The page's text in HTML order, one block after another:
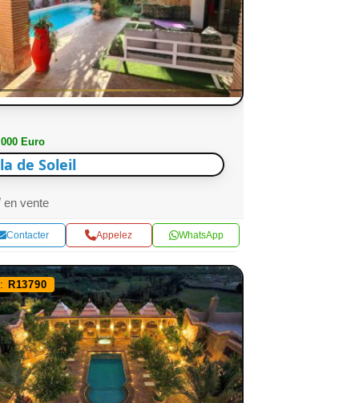
Euro
de Soleil
en vente
Contacter Appelez WhatsApp
R13790